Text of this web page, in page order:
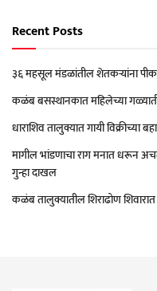
Recent Posts
३६ महसूल मंडळांतील शेतकऱ्यांना पीक
कळंब बसस्थानकात महिलेच्या
धाराशिव तालुक्यात गायी
मागील भांडणाचा राग मनात धरून
गुन्हा दाखल
कळंब तालुक्यातील शिराढोण